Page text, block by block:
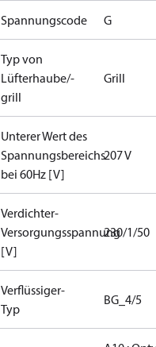
Spannungscode G
Typ von
Lüfterhaube/-
grill
Grill
Unterer Wert des
Spannungsbereichs
bei 60Hz [V]
207 V
Verdichter-
Versorgungsspannung
[V]
230/1/50
Verflüssiger-
Typ
BG_4/5